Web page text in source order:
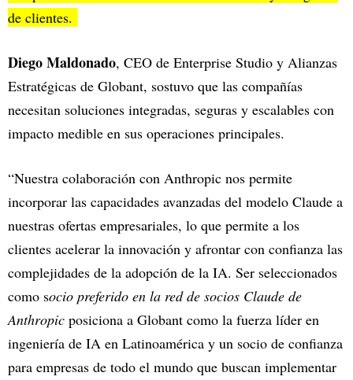
de clientes.
Diego Maldonado, CEO de Enterprise Studio y Alianzas
Estratégicas de Globant, sostuvo que las compañías
necesitan soluciones integradas, seguras y escalables con
impacto medible en sus operaciones principales.
“Nuestra colaboración con Anthropic nos permite
incorporar las capacidades avanzadas del modelo Claude a
nuestras ofertas empresariales, lo que permite a los
clientes acelerar la innovación y afrontar con confianza las
complejidades de la adopción de la IA. Ser seleccionados
como socio preferido en la red de socios Claude de
Anthropic posiciona a Globant como la fuerza líder en
ingeniería de IA en Latinoamérica y un socio de confianza
para empresas de todo el mundo que buscan implementar